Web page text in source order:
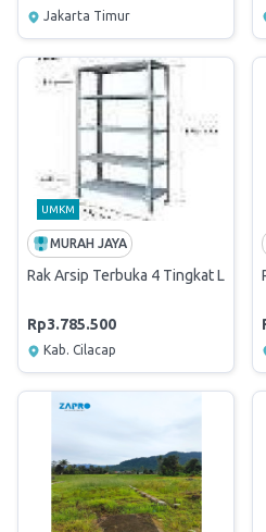
Jakarta Timur
UMKM
MURAH JAYA
Rak Arsip Terbuka 4 Tingkat Lebar
Rp3.785.500
Kab. Cilacap